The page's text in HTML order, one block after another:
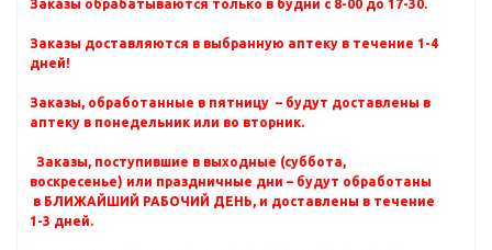
Заказы обрабатываются только в будни с 8-00 до 17-30.
Заказы доставляются в выбранную аптеку в течение 1-4
дней!
Заказы, обработанные в пятницу – будут доставлены в
аптеку в понедельник или во вторник.
Заказы, поступившие в выходные (суббота,
воскресенье) или праздничные дни – будут обработаны
в БЛИЖАЙШИЙ РАБОЧИЙ ДЕНЬ, и доставлены в течение
1-3 дней.